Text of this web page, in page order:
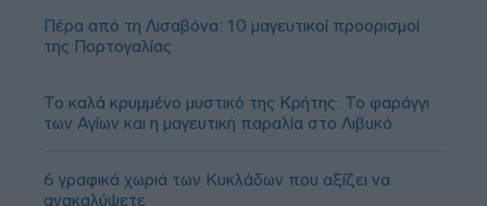
Πέρα από τη Λισαβόνα: 10 μαγευτικοί προορισμοί
της Πορτογαλίας
Το καλά κρυμμένο μυστικό της Κρήτης: Το φαράγγι
των Αγίων και η μαγευτική παραλία στο Λιβυκό
6 γραφικά χωριά των Κυκλάδων που αξίζει να
ανακαλύψετε